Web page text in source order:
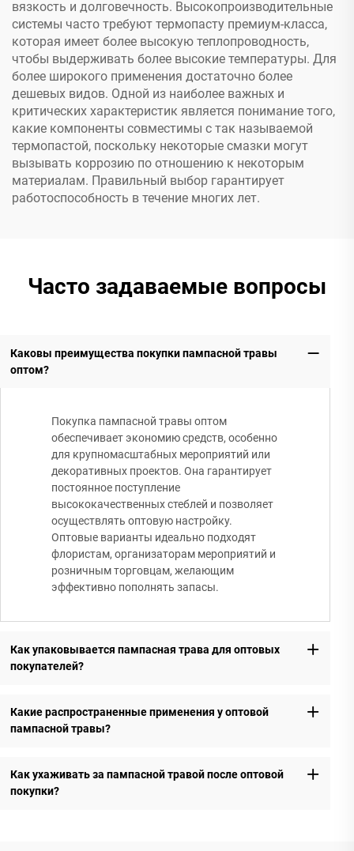
вязкость и долговечность. Высокопроизводительные
системы часто требуют термопасту премиум-класса,
которая имеет более высокую теплопроводность,
чтобы выдерживать более высокие температуры. Для
более широкого применения достаточно более
дешевых видов. Одной из наиболее важных и
критических характеристик является понимание того,
какие компоненты совместимы с так называемой
термопастой, поскольку некоторые смазки могут
вызывать коррозию по отношению к некоторым
материалам. Правильный выбор гарантирует
работоспособность в течение многих лет.
Часто задаваемые вопросы
Каковы преимущества покупки пампасной травы
оптом?
Покупка пампасной травы оптом
обеспечивает экономию средств, особенно
для крупномасштабных мероприятий или
декоративных проектов. Она гарантирует
постоянное поступление
высококачественных стеблей и позволяет
осуществлять оптовую настройку.
Оптовые варианты идеально подходят
флористам, организаторам мероприятий и
розничным торговцам, желающим
эффективно пополнять запасы.
Как упаковывается пампасная трава для оптовых
покупателей?
Какие распространенные применения у оптовой
пампасной травы?
Как ухаживать за пампасной травой после оптовой
покупки?